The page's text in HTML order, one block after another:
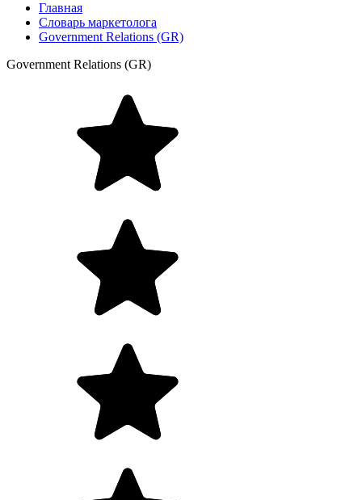
Главная
Словарь маркетолога
Government Relations (GR)
Government Relations (GR)